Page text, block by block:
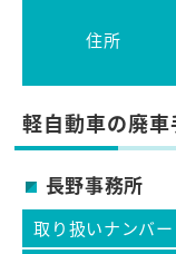
住所
軽自動車の廃車
長野事務所
取り扱いナンバー